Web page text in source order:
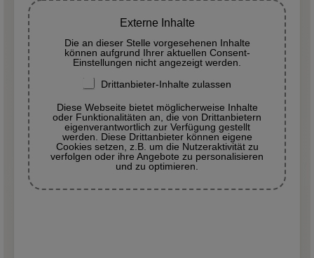
Externe Inhalte
Die an dieser Stelle vorgesehenen Inhalte
können aufgrund Ihrer aktuellen Consent-
Einstellungen nicht angezeigt werden.
Drittanbieter-Inhalte zulassen
Diese Webseite bietet möglicherweise Inhalte
oder Funktionalitäten an, die von Drittanbietern
eigenverantwortlich zur Verfügung gestellt
werden. Diese Drittanbieter können eigene
Cookies setzen, z.B. um die Nutzeraktivität zu
verfolgen oder ihre Angebote zu personalisieren
und zu optimieren.